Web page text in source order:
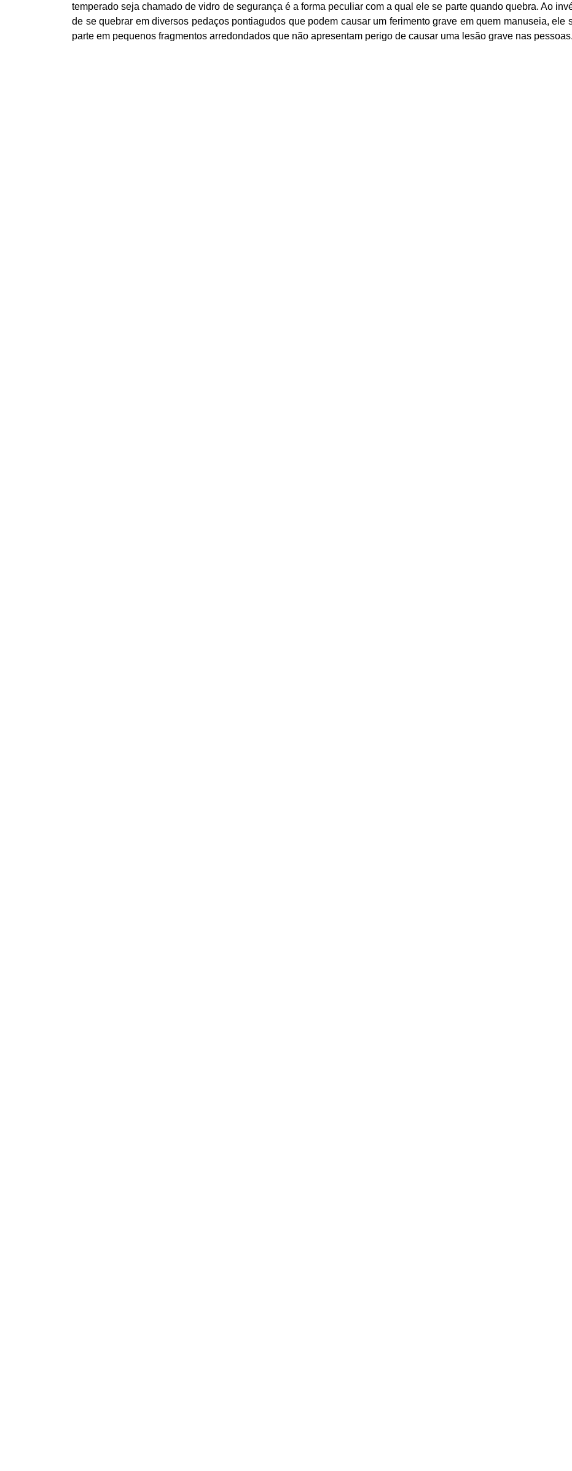
temperado seja chamado de vidro de segurança é a forma peculiar com a qual ele se parte quando quebra. Ao
de se quebrar em diversos pedaços pontiagudos que podem causar um ferimento grave em quem manuseia, ele
parte em pequenos fragmentos arredondados que não apresentam perigo de causar uma lesão grave nas pessoas.